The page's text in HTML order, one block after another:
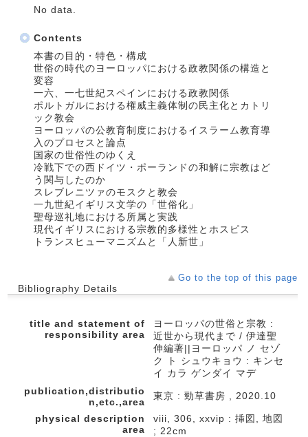
No data.
Contents
本書の目的・特色・構成
世俗の時代のヨーロッパにおける政教関係の構造と
変容
一六、一七世紀スペインにおける政教関係
ポルトガルにおける権威主義体制の民主化とカトリ
ック教会
ヨーロッパの公教育制度におけるイスラーム教育導
入のプロセスと論点
国家の世俗性のゆくえ
冷戦下での西ドイツ・ポーランドの和解に宗教はど
う関与したのか
スレブレニツァのモスクと教会
一九世紀イギリス文学の「世俗化」
聖母巡礼地における所属と実践
現代イギリスにおける宗教的多様性とホスピス
トランスヒューマニズムと「人新世」
Go to the top of this page
Bibliography Details
title and statement of
responsibility area
ヨーロッパの世俗と宗教 :
近世から現代まで / 伊達聖
伸編著||ヨーロッパ ノ セゾ
ク ト シュウキョウ : キンセ
イ カラ ゲンダイ マデ
publication,distributio
n,etc.,area
東京 : 勁草書房 , 2020.10
physical description
area
viii, 306, xxvip : 挿図, 地図
; 22cm